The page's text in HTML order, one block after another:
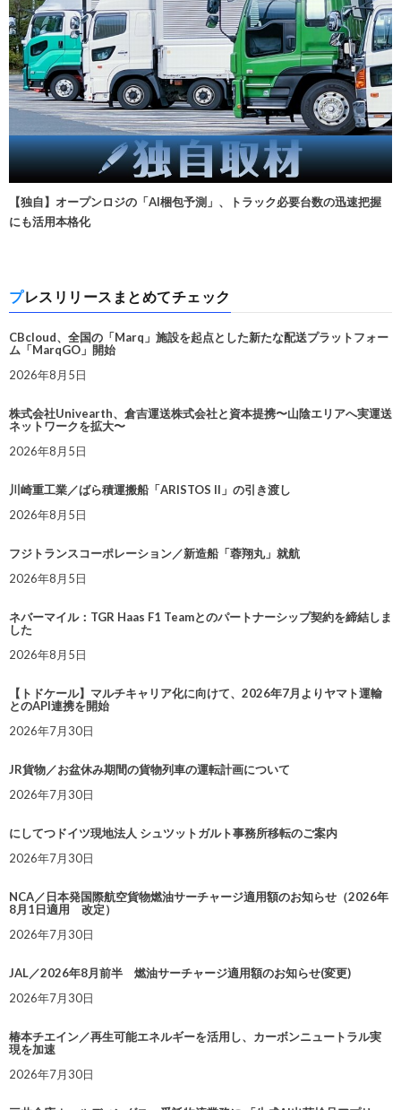
【独自】オープンロジの「AI梱包予測」、トラック必要台数の迅速把握
にも活用本格化
プレスリリースまとめてチェック
CBcloud、全国の「Marq」施設を起点とした新たな配送プラットフォー
ム「MarqGO」開始
2026年8月5日
株式会社Univearth、倉吉運送株式会社と資本提携〜山陰エリアへ実運送
ネットワークを拡大〜
2026年8月5日
川崎重工業／ばら積運搬船「ARISTOS II」の引き渡し
2026年8月5日
フジトランスコーポレーション／新造船「蓉翔丸」就航
2026年8月5日
ネバーマイル：TGR Haas F1 Teamとのパートナーシップ契約を締結しま
した
2026年8月5日
【トドケール】マルチキャリア化に向けて、2026年7月よりヤマト運輸
とのAPI連携を開始
2026年7月30日
JR貨物／お盆休み期間の貨物列車の運転計画について
2026年7月30日
にしてつドイツ現地法人 シュツットガルト事務所移転のご案内
2026年7月30日
NCA／日本発国際航空貨物燃油サーチャージ適用額のお知らせ（2026年
8月1日適用 改定）
2026年7月30日
JAL／2026年8月前半 燃油サーチャージ適用額のお知らせ(変更)
2026年7月30日
椿本チエイン／再生可能エネルギーを活用し、カーボンニュートラル実
現を加速
2026年7月30日